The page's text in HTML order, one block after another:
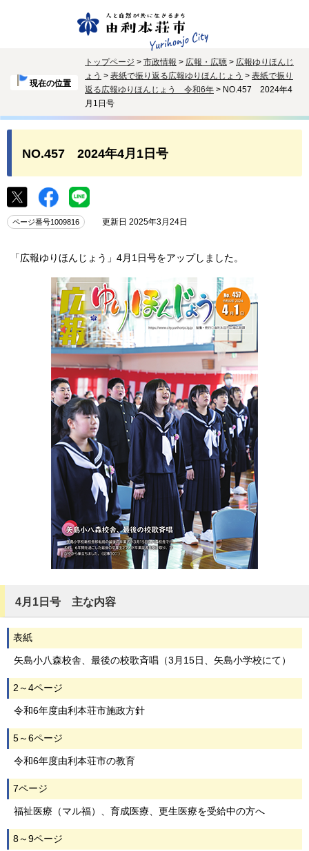
現在の位置
トップページ > 市政情報 > 広報・広聴 > 広報ゆりほんじ
ょう > 表紙で振り返る広報ゆりほんじょう > 表紙で振り
返る広報ゆりほんじょう 令和6年 > NO.457 2024年4
月1日号
NO.457 2024年4月1日号
ページ番号1009816 更新日 2025年3月24日
「広報ゆりほんじょう」4月1日号をアップしました。
4月1日号 主な内容
表紙
矢島小八森校舎、最後の校歌斉唱（3月15日、矢島小学校にて）
2～4ページ
令和6年度由利本荘市施政方針
5～6ページ
令和6年度由利本荘市の教育
7ページ
福祉医療（マル福）、育成医療、更生医療を受給中の方へ
8～9ページ